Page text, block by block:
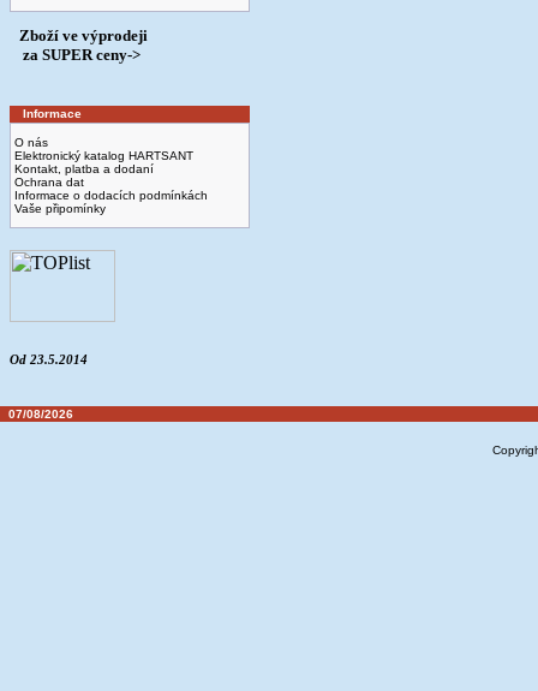
Zboží ve výprodeji
­ za SUPER ceny->
Informace
O nás
Elektronický katalog HARTSANT
Kontakt, platba a dodaní
Ochrana dat
Informace o dodacích podmínkách
Vaše připomínky
Od 23.5.2014
07/08/2026